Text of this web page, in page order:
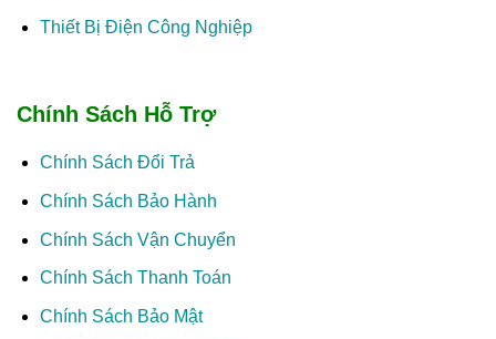
Thiết Bị Điện Công Nghiệp
Chính Sách Hỗ Trợ
Chính Sách Đổi Trả
Chính Sách Bảo Hành
Chính Sách Vận Chuyển
Chính Sách Thanh Toán
Chính Sách Bảo Mật